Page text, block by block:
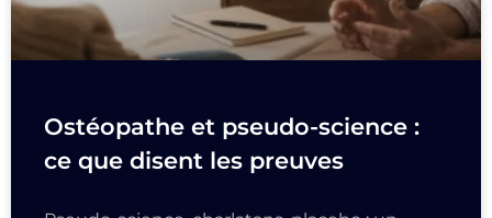
Ostéopathe et pseudo-science :
ce que disent les preuves